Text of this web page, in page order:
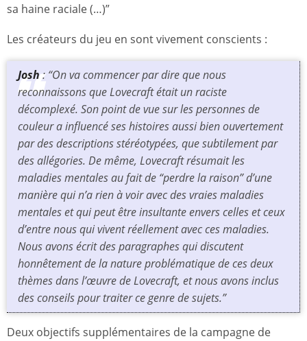
sa haine raciale (…)”
Les créateurs du jeu en sont vivement conscients :
Josh: “On va commencer par dire que nous
reconnaissons que Lovecraft était un raciste
décomplexé. Son point de vue sur les personnes de
couleur a influencé ses histoires aussi bien ouvertement
par des descriptions stéréotypées, que subtilement par
des allégories. De même, Lovecraft résumait les
maladies mentales au fait de “perdre la raison” d’une
manière qui n’a rien à voir avec des vraies maladies
mentales et qui peut être insultante envers celles et ceux
d’entre nous qui vivent réellement avec ces maladies.
Nous avons écrit des paragraphes qui discutent
honnêtement de la nature problématique de ces deux
thèmes dans l’œuvre de Lovecraft, et nous avons inclus
des conseils pour traiter ce genre de sujets.”
Deux objectifs supplémentaires de la campagne de